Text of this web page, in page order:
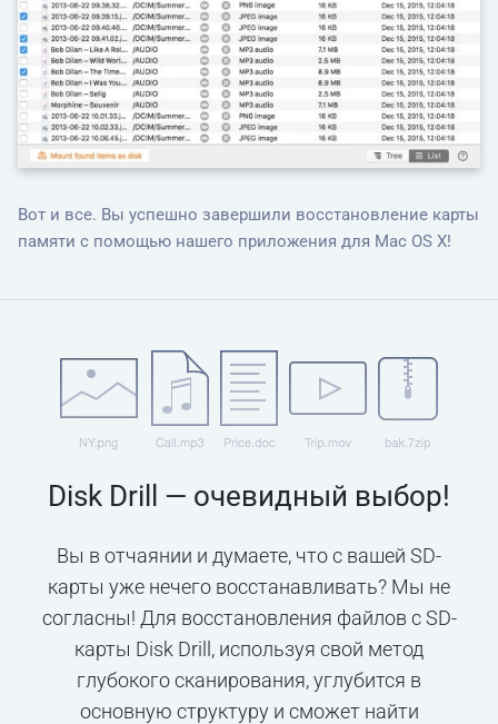
Вот и все. Вы успешно завершили восстановление карты
памяти с помощью нашего приложения для Mac OS X!
Disk Drill — очевидный выбор!
Вы в отчаянии и думаете, что с вашей SD-
карты уже нечего восстанавливать? Мы не
согласны! Для восстановления файлов с SD-
карты Disk Drill, используя свой метод
глубокого сканирования, углубится в
основную структуру и сможет найти